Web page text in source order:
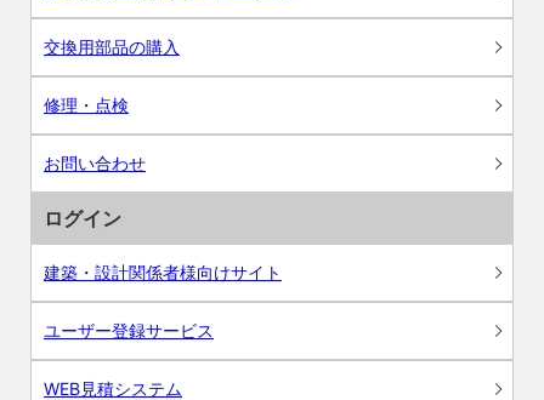
交換用部品の購入
修理・点検
お問い合わせ
ログイン
建築・設計関係者様向けサイト
ユーザー登録サービス
WEB見積システム